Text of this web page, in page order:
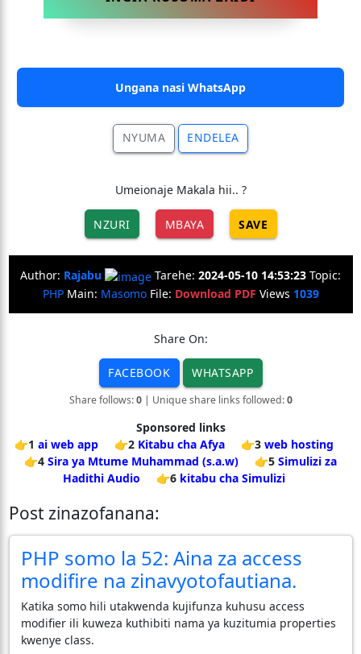
Ungana nasi WhatsApp
NYUMA ENDELEA
Umeionaje Makala hii.. ?
NZURI MBAYA SAVE
Author: Rajabu Tarehe: 2024-05-10 14:53:23 Topic:
PHPMain: MasomoFile: Download PDF Views 1039
Share On:
FACEBOOK WHATSAPP
Share follows:0| Unique share links followed:0
Sponsored links
👉1 ai web app 👉2 Kitabu cha Afya 👉3 web hosting
👉4 Sira ya Mtume Muhammad (s.a.w) 👉5 Simulizi za
Hadithi Audio
👉6 kitabu cha Simulizi
Post zinazofanana:
PHP somo la 52: Aina za access
modifire na zinavyotofautiana.
Katika somo hili utakwenda kujifunza kuhusu access
modifier ili kuweza kuthibiti nama ya kuzitumia properties
kwenye class.